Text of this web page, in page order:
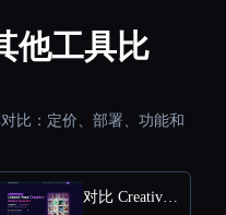
他工具比
比：定价、部署、功能和
对比 CreativePixel